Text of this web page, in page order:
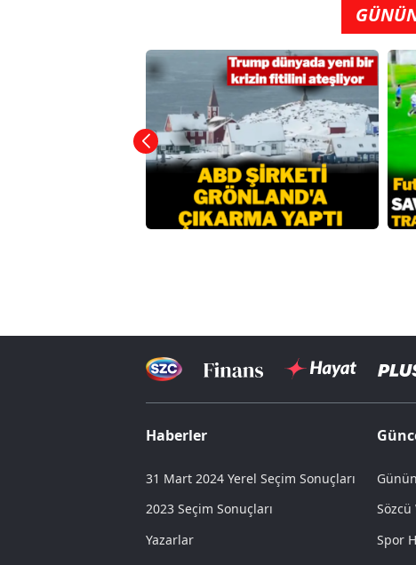
Haberler
31 Mart 2024 Yerel Seçim Sonuçları
2023 Seçim Sonuçları
Yazarlar
Sözcü
Spor